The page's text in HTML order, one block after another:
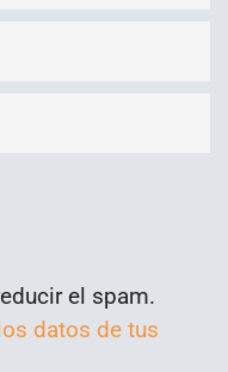
el spam.
datos de tus